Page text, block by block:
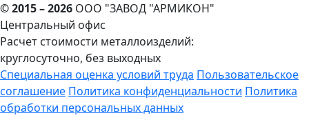
© 2015 – 2026 ООО "ЗАВОД "АРМИКОН"
Центральный офис
Расчет стоимости металлоизделий:
круглосуточно, без выходных
Cпециальная оценка условий труда Пользовательское
соглашение Политика конфиденциальности Политика
обработки персональных данных